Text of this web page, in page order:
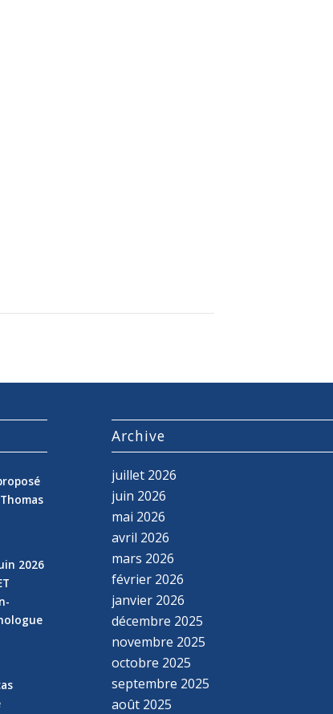
2026
Archive
juillet 2026
juin 2026
mai 2026
avril 2026
mars 2026
février 2026
janvier 2026
décembre 2025
novembre 2025
octobre 2025
septembre 2025
août 2025